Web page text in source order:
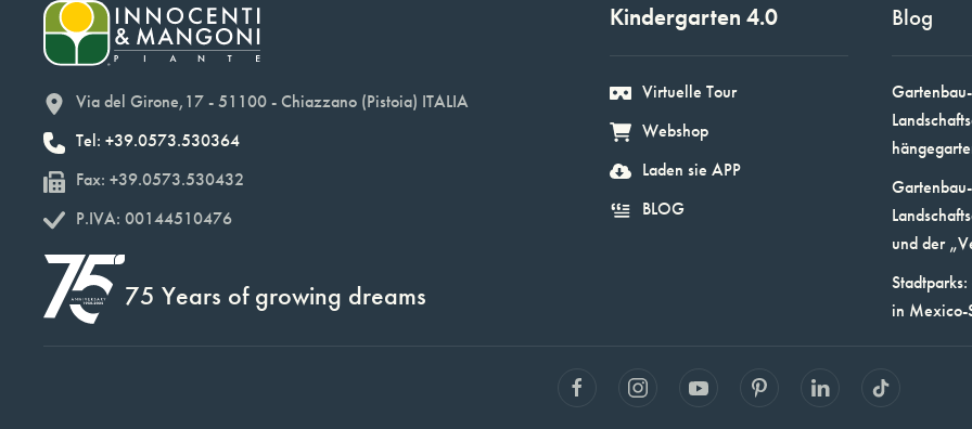
Via del Girone,17 - 51100 - Chiazzano (Pistoia) ITALIA
Tel: +39.0573.530364
Fax: +39.0573.530432
P.IVA: 00144510476
75 Years of growing dreams
Kindergarten 4.0
Virtuelle Tour
Webshop
Laden sie APP
BLOG
Blog
und der
in Mexico-